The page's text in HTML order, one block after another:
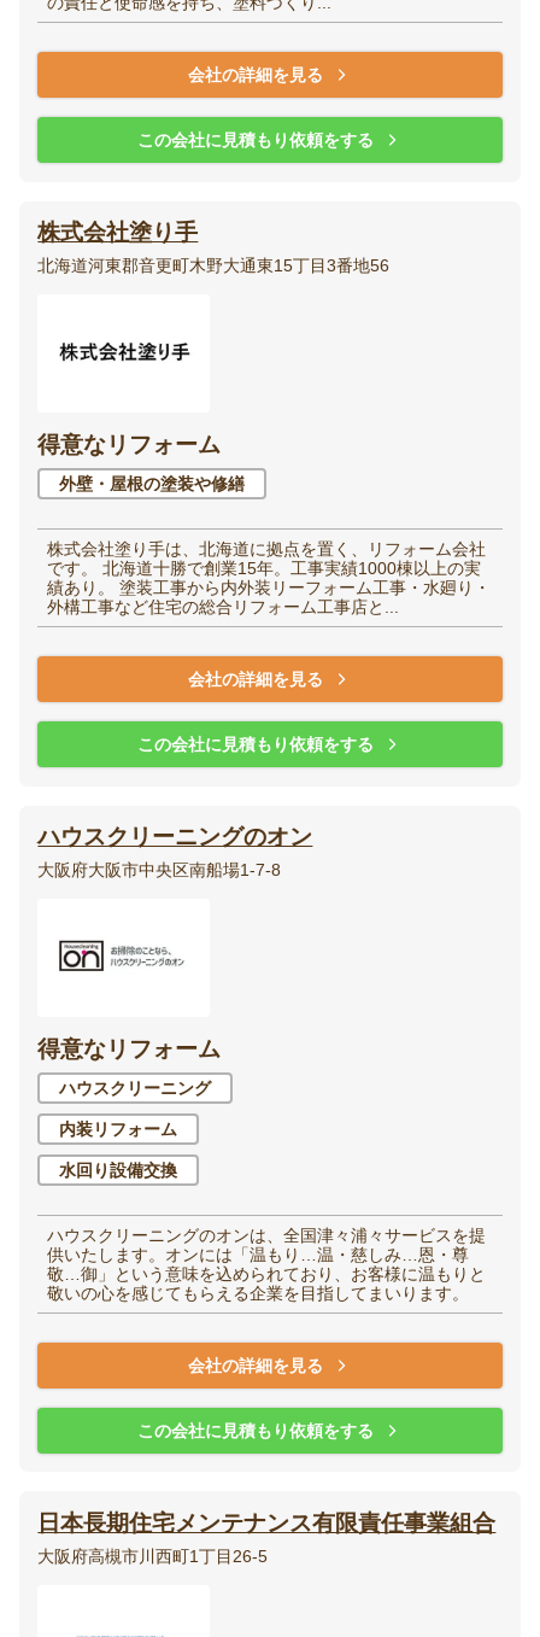
会社の詳細を見る
この会社に見積もり依頼をする
株式会社塗り手
北海道河東郡音更町木野大通東15丁目3番地56
得意なリフォーム
外壁・屋根の塗装や修繕
株式会社塗り手は、北海道に拠点を置く、リフォーム会社
です。 北海道十勝で創業15年。工事実績1000棟以上の実
績あり。 塗装工事から内外装リーフォーム工事・水廻り・
外構工事など住宅の総合リフォーム工事店と...
会社の詳細を見る
この会社に見積もり依頼をする
ハウスクリーニングのオン
大阪府大阪市中央区南船場1-7-8
得意なリフォーム
ハウスクリーニング
内装リフォーム
水回り設備交換
ハウスクリーニングのオンは、全国津々浦々サービスを提
供いたします。オンには「温もり…温・慈しみ…恩・尊
敬…御」という意味を込められており、お客様に温もりと
敬いの心を感じてもらえる企業を目指してまいります。
会社の詳細を見る
この会社に見積もり依頼をする
日本長期住宅メンテナンス有限責任事業組合
大阪府高槻市川西町1丁目26-5